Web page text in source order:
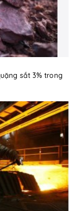
sắt 3% trong